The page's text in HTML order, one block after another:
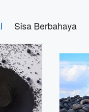
Sisa Berbahaya